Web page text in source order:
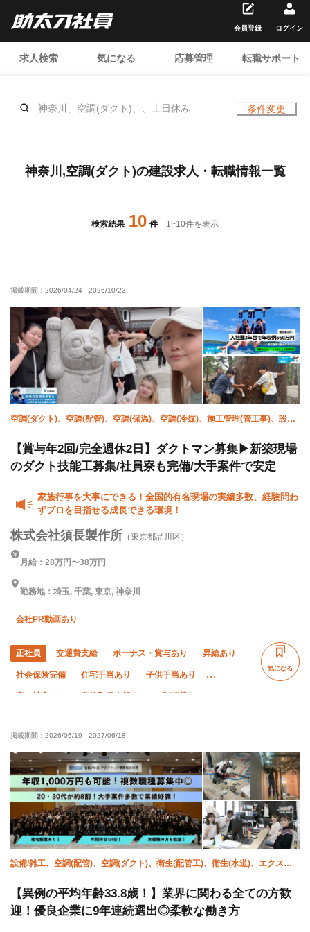
求人検索 気になる 応募管理 転職サポート
会員登録 ログイン
神奈川、空調(ダクト)、、土日休み 条件変更
神奈川,空調(ダクト)の建設求人・転職情報一覧
検索結果 10 件 1~10件を表示
掲載期間： 2026/04/24 - 2026/10/23
空調(ダクト)、空調(配管)、空調(保温)、空調(冷媒)、施工管理(管工事)、設備/
【賞与年2回/完全週休2日】ダクトマン募集▶新築現場
のダクト技能工募集/社員寮も完備/大手案件で安定
家族行事を大事にできる！全国的有名現場の実績多数、経験問わ
ずプロを目指せる成長できる環境！
株式会社須長製作所 （東京都品川区）
月給：28万円〜38万円
勤務地：埼玉, 千葉, 東京, 神奈川
会社PR動画あり
正社員 交通費支給 ボーナス・賞与あり 昇給あり
社会保険完備 住宅手当あり 子供手当あり
寮・社宅あり 資格取得支援あり 制服貸与
有資格者優遇 夏季休暇
残業月10時間以下 残業ゼロ 完全週休二日制
土日休み 転勤なし
気になる
掲載期間： 2026/06/19 - 2027/06/18
設備/雑工、空調(配管)、空調(ダクト)、衛生(配管工)、衛生(水道)、エクステ
工事)
【異例の平均年齢33.8歳！】業界に関わる全ての方歓
迎！優良企業に9年連続選出◎柔軟な働き方